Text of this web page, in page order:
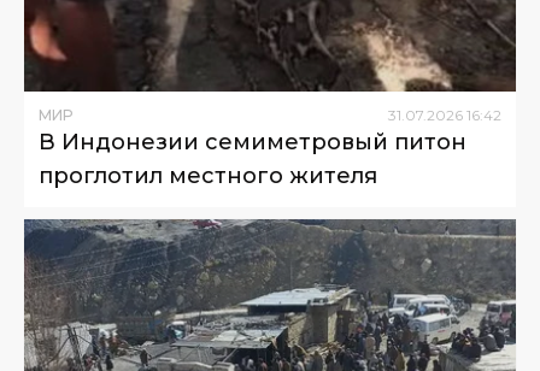
МИР 31.07.2026 16:42
В Индонезии семиметровый питон
проглотил местного жителя